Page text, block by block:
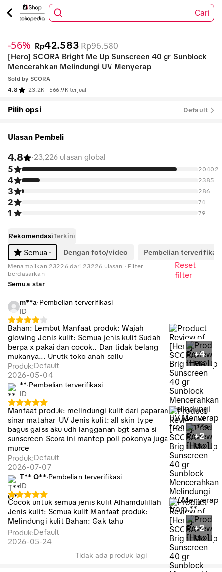
Cari
1/7
-56% Rp42.583Rp96.580
[Hero] SCORA Bright Me Up Sunscreen 40 gr Sunblock
Mencerahkan Melindungi UV Menyerap
Sold by SCORA
4.8
23.2K 566.9K terjual
Pilih opsi Default
Ulasan Pembeli
4.8 ·23,226 ulasan global
5 20402
4 2385
3 286
2 74
1 79
RekomendasiTerkini
Semua
Dengan foto/video Pembelian terverifikasi
Menampilkan 23226 dari 23226 ulasan · Filter
berdasarkan
Reset
filter
Semua star
m**a·Pembelian terverifikasi
ID
Bahan: Lembut Manfaat produk: Wajah
glowing Jenis kulit: Semua jenis kulit Sudah
berpa x pakai dan cocok.. Dan tidak belang
mukanya... Unutk toko anah sellu
+4
Produk:Default
2026-05-04
**·Pembelian terverifikasi
ID
Manfaat produk: melindungi kulit dari paparan
sinar matahari UV Jenis kulit: all skin type
bagus gaiss aku udh langganan bgt sama si
sunscreen Scora ini mantep poll pokonya juga
murce
+2
Produk:Default
2026-07-07
T** O**️·Pembelian terverifikasi
ID
Cocok untuk semua jenis kulit Alhamdulillah
Jenis kulit: Semua kulit Manfaat produk:
Melindungi kulit Bahan: Gak tahu
+2
Produk:Default
2026-05-24
Tidak ada produk lagi